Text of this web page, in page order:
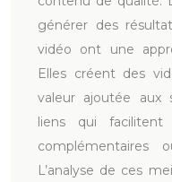
générer des
vidéo ont une
Elles créent des
valeur ajoutée aux
liens qui facilitent
complémentaires
L’analyse de ces